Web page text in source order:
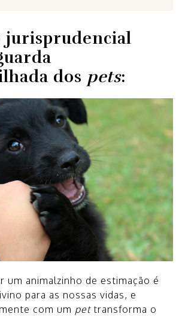
jurisprudencial
dos pets:
um animalzinho de estimação é
para as nossas vidas, e
com um pettransforma o